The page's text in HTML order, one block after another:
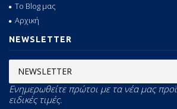
Το Blog μας
Αρχική
NEWSLETTER
NEWSLETTER
Ενημερωθείτε πρώτοι με τα νέα μας
ειδικές τιμές.